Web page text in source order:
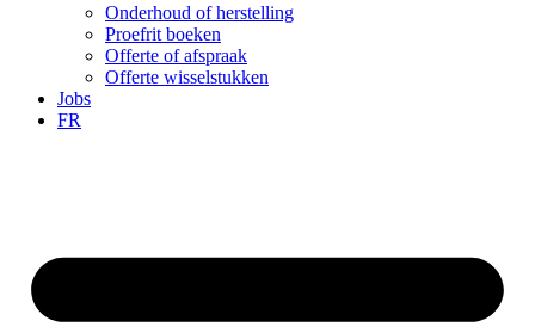
Onderhoud of herstelling
Proefrit boeken
Offerte of afspraak
Offerte wisselstukken
Jobs
FR